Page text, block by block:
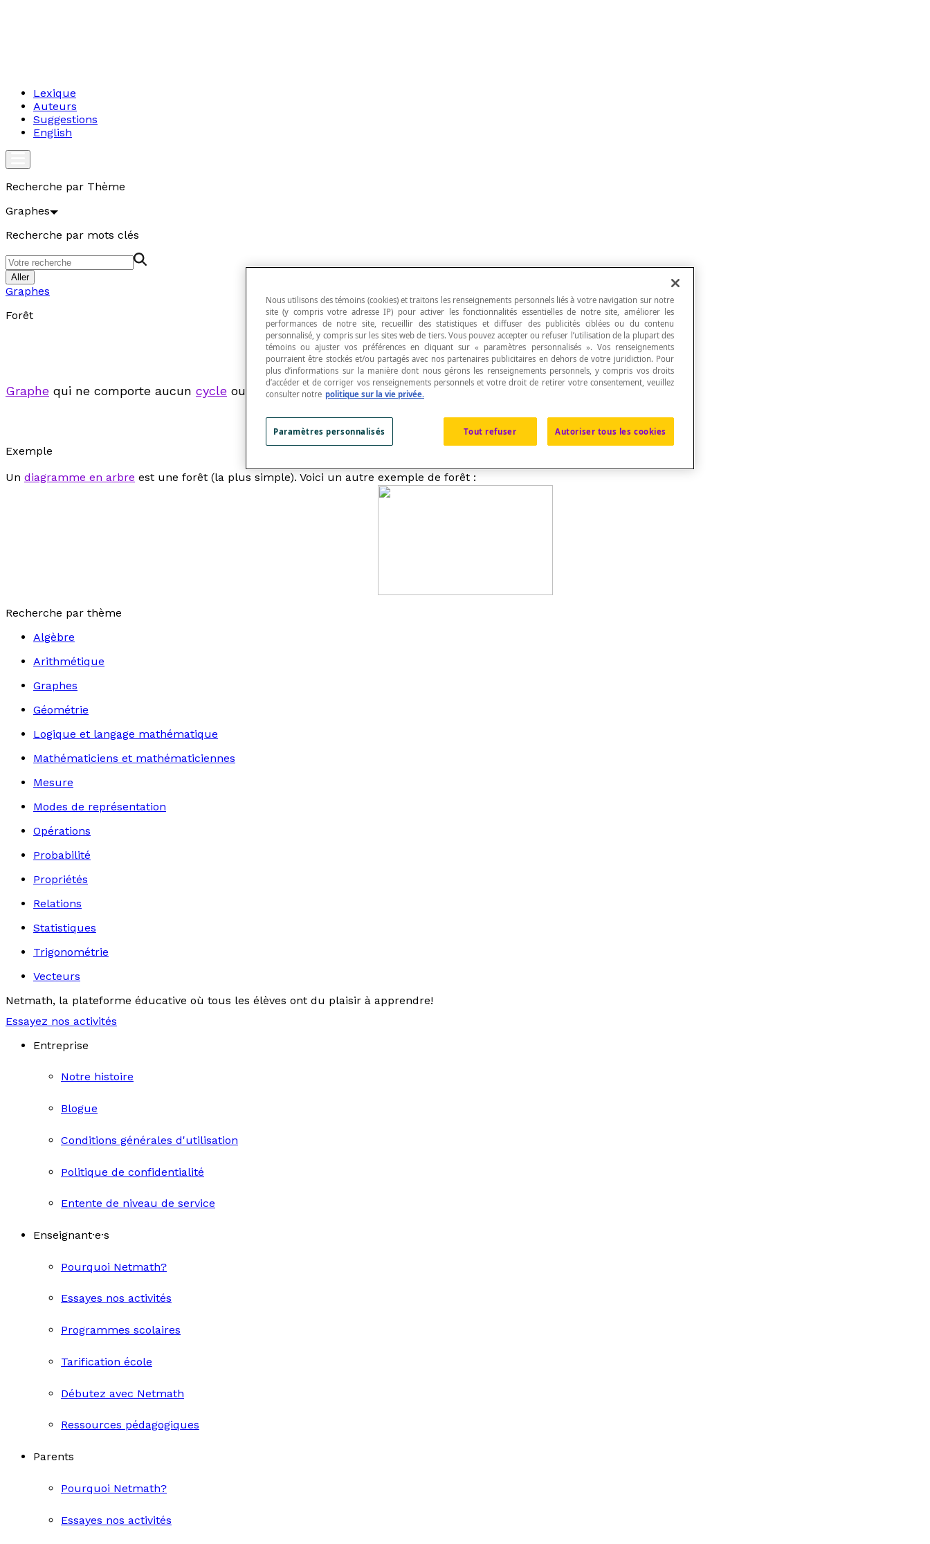
Lexique
Auteurs
Suggestions
English
Recherche par Thème
Graphes
Recherche par mots clés
Aller
Graphes
Forêt
Graphe qui ne comporte aucun cycle ou circuit.
Exemple
Un diagramme en arbre est une forêt (la plus simple). Voici un autre exemple de forêt :
Recherche par thème
Algèbre
Arithmétique
Graphes
Géométrie
Logique et langage mathématique
Mathématiciens et mathématiciennes
Mesure
Modes de représentation
Opérations
Probabilité
Propriétés
Relations
Statistiques
Trigonométrie
Vecteurs
Netmath, la plateforme éducative où tous les élèves ont du plaisir à apprendre!
Essayez nos activités
Entreprise
Notre histoire
Blogue
Conditions générales d'utilisation
Politique de confidentialité
Entente de niveau de service
Enseignant·e·s
Pourquoi Netmath?
Essayes nos activités
Programmes scolaires
Tarification école
Débutez avec Netmath
Ressources pédagogiques
Parents
Pourquoi Netmath?
Essayes nos activités
Nous utilisons des témoins (cookies) et traitons les renseignements personnels liés à votre navigation sur notre
site (y compris votre adresse IP) pour activer les fonctionnalités essentielles de notre site, améliorer les
performances de notre site, recueillir des statistiques et diffuser des publicités ciblées ou du contenu
personnalisé, y compris sur les sites web de tiers. Vous pouvez accepter ou refuser l’utilisation de la plupart des
témoins ou ajuster vos préférences en cliquant sur « paramètres personnalisés ». Vos renseignements
pourraient être stockés et/ou partagés avec nos partenaires publicitaires en dehors de votre juridiction. Pour
plus d’informations sur la manière dont nous gérons les renseignements personnels, y compris vos droits
d’accéder et de corriger vos renseignements personnels et votre droit de retirer votre consentement, veuillez
consulter notre politique sur la vie privée.
Tout refuser Autoriser tous les cookies
Paramètres personnalisés